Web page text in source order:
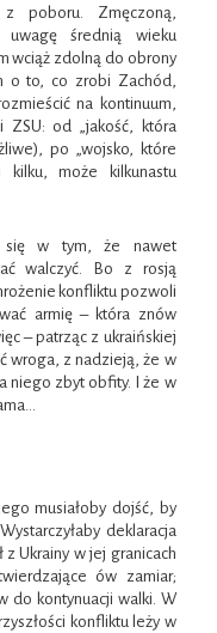
poboru. Zmęczoną,
uwagę średnią wieku
wciąż zdolną do obrony
o to, co zrobi Zachód,
na kontinuum,
ZSU: od „jakość, która
po „wojsko, które
kilku, może kilkunastu
się w tym, że nawet
walczyć. Bo z rosją
konfliktu pozwoli
armię – która znów
– patrząc z ukraińskiej
wroga, z nadzieją, że w
niego zbyt obfity. I że w
musiałoby dojść, by
deklaracja
z Ukrainy w jej granicach
ów zamiar;
do kontynuacji walki. W
konfliktu leży w